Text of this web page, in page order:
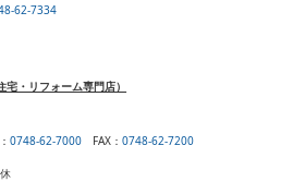
62-7334
・リフォーム専門店）
：0748-62-7000 FAX ：0748-62-7200